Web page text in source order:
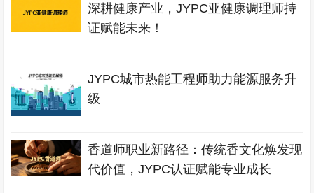
深耕健康产业，JYPC亚健康调理师持
证赋能未来！
JYPC城市热能工程师助力能源服务升
级
香道师职业新路径：传统香文化焕发现
代价值，JYPC认证赋能专业成长